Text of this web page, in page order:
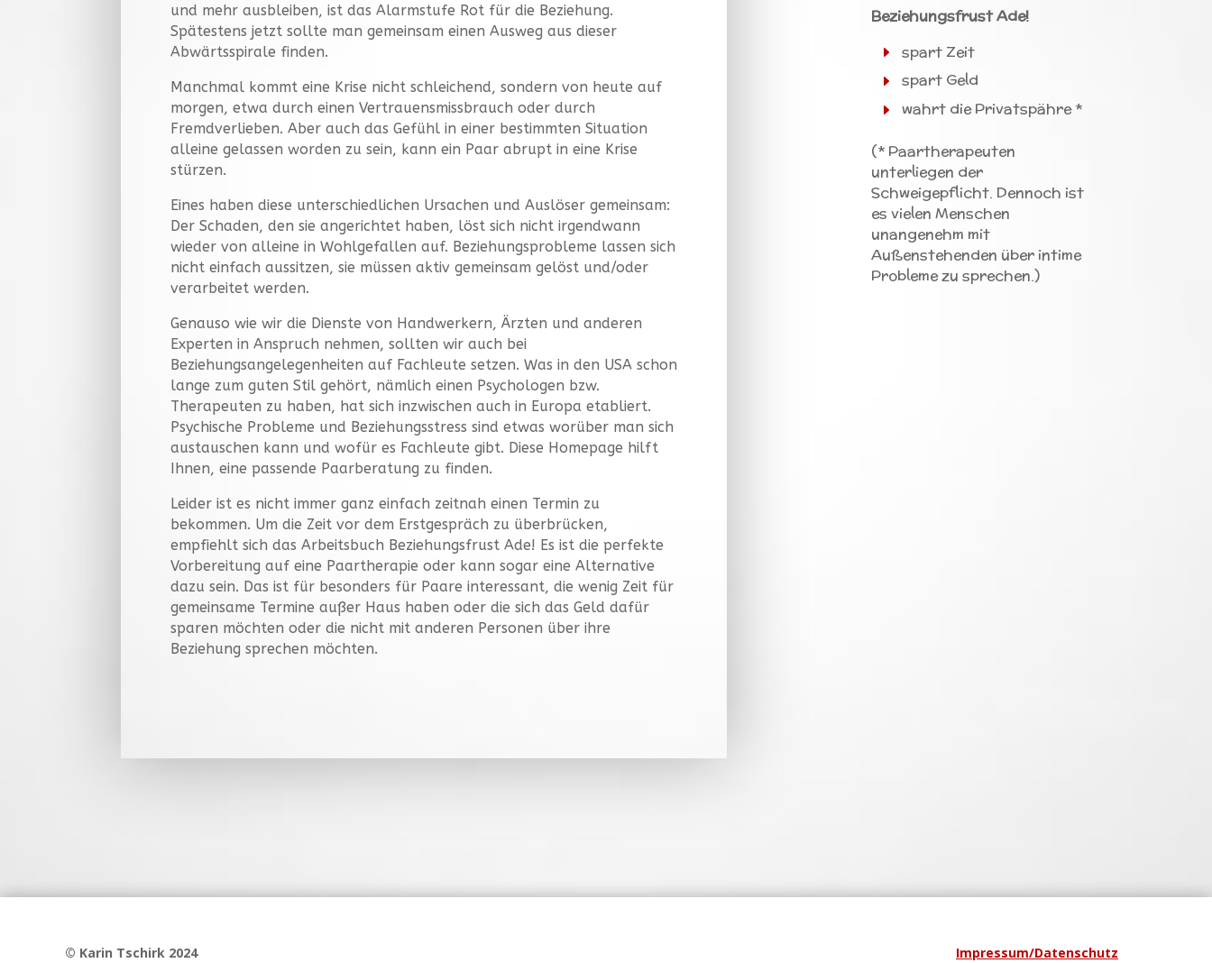
und mehr ausbleiben, ist das Alarmstufe Rot für die Beziehung.
Spätestens jetzt sollte man gemeinsam einen Ausweg aus dieser
Abwärtsspirale finden.
Manchmal kommt eine Krise nicht schleichend, sondern von heute auf
morgen, etwa durch einen Vertrauensmissbrauch oder durch
Fremdverlieben. Aber auch das Gefühl in einer bestimmten Situation
alleine gelassen worden zu sein, kann ein Paar abrupt in eine Krise
stürzen.
Eines haben diese unterschiedlichen Ursachen und Auslöser gemeinsam:
Der Schaden, den sie angerichtet haben, löst sich nicht irgendwann
wieder von alleine in Wohlgefallen auf. Beziehungsprobleme lassen sich
nicht einfach aussitzen, sie müssen aktiv gemeinsam gelöst und/oder
verarbeitet werden.
Genauso wie wir die Dienste von Handwerkern, Ärzten und anderen
Experten in Anspruch nehmen, sollten wir auch bei
Beziehungsangelegenheiten auf Fachleute setzen. Was in den USA schon
lange zum guten Stil gehört, nämlich einen Psychologen bzw.
Therapeuten zu haben, hat sich inzwischen auch in Europa etabliert.
Psychische Probleme und Beziehungsstress sind etwas worüber man sich
austauschen kann und wofür es Fachleute gibt. Diese Homepage hilft
Ihnen, eine passende Paarberatung zu finden.
Leider ist es nicht immer ganz einfach zeitnah einen Termin zu
bekommen. Um die Zeit vor dem Erstgespräch zu überbrücken,
empfiehlt sich das Arbeitsbuch Beziehungsfrust Ade! Es ist die perfekte
Vorbereitung auf eine Paartherapie oder kann sogar eine Alternative
dazu sein. Das ist für besonders für Paare interessant, die wenig Zeit für
gemeinsame Termine außer Haus haben oder die sich das Geld dafür
sparen möchten oder die nicht mit anderen Personen über ihre
Beziehung sprechen möchten.
Beziehungsfrust Ade!
spart Zeit
spart Geld
wahrt die Privatspähre *
(* Paartherapeuten
unterliegen der
Schweigepflicht. Dennoch ist
es vielen Menschen
unangenehm mit
Außenstehenden über intime
Probleme zu sprechen.)
© Karin Tschirk 2024 Impressum/Datenschutz